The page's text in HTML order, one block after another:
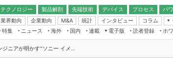
テクノロジー 製品解剖
先端技術
ルギー
デバイス
アナログ
LSI
プロセス パ
無線
業界動向
企業動向 M&A 統計 インタビュー コラム
フィジカルAI
特集 ニュース 海外 国内
連載
昭のデバイス通信
電子版
子版
読者登録 ホ
ニアが明かす“ソニー イメ...